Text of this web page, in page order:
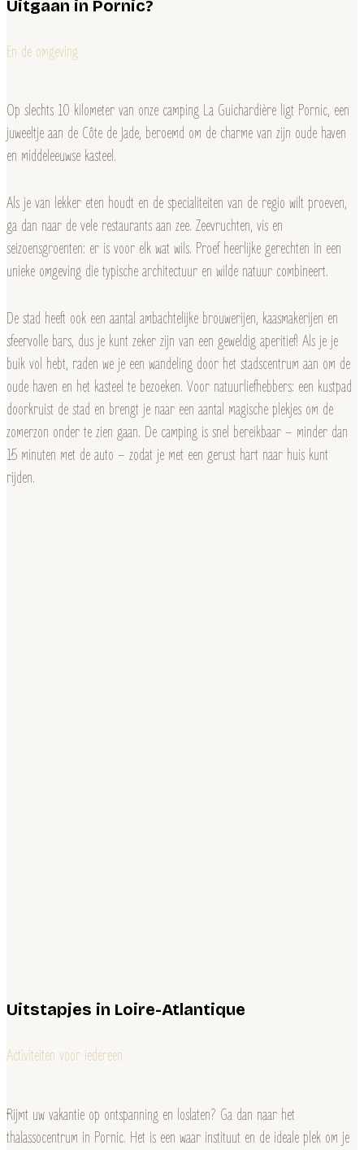
Uitgaan in Pornic?
En de omgeving
Op slechts 10 kilometer van onze camping La Guichardière ligt Pornic, een
juweeltje aan de Côte de Jade, beroemd om de charme van zijn oude haven
en middeleeuwse kasteel.
Als je van lekker eten houdt en de specialiteiten van de regio wilt proeven,
ga dan naar de vele restaurants aan zee. Zeevruchten, vis en
seizoensgroenten: er is voor elk wat wils. Proef heerlijke gerechten in een
unieke omgeving die typische architectuur en wilde natuur combineert.
De stad heeft ook een aantal ambachtelijke brouwerijen, kaasmakerijen en
sfeervolle bars, dus je kunt zeker zijn van een geweldig aperitief! Als je je
buik vol hebt, raden we je een wandeling door het stadscentrum aan om de
oude haven en het kasteel te bezoeken. Voor natuurliefhebbers: een kustpad
doorkruist de stad en brengt je naar een aantal magische plekjes om de
zomerzon onder te zien gaan. De camping is snel bereikbaar – minder dan
15 minuten met de auto – zodat je met een gerust hart naar huis kunt
rijden.
Uitstapjes in Loire-Atlantique
Activiteiten voor iedereen
Rijmt uw vakantie op ontspanning en loslaten? Ga dan naar het
thalassocentrum in Pornic. Het is een waar instituut en de ideale plek om je